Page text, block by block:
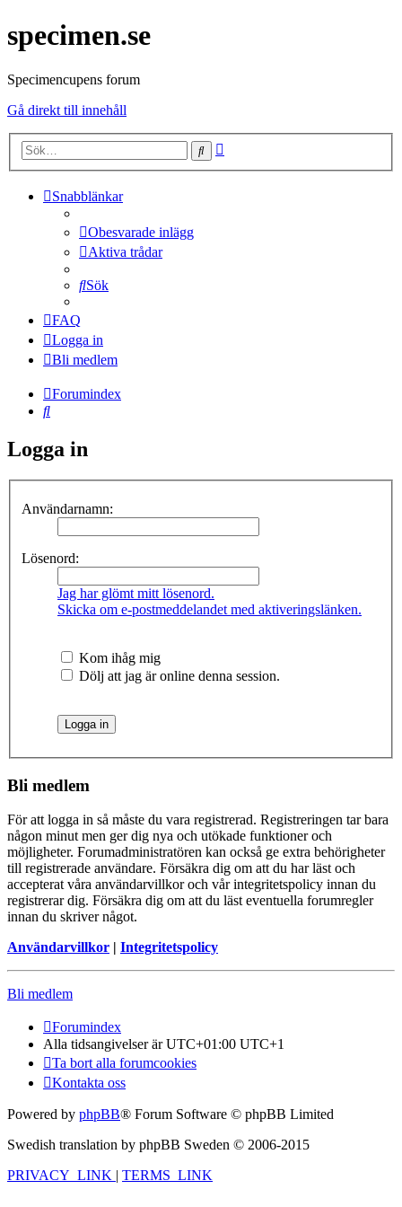
specimen.se
Specimencupens forum
Gå direkt till innehåll
Sök
Snabblänkar
Obesvarade inlägg
Aktiva trådar
Sök
FAQ
Logga in
Bli medlem
Forumindex
Sök
Logga in
Användarnamn:
Lösenord:
Jag har glömt mitt lösenord.
Skicka om e-postmeddelandet med aktiveringslänken.
Kom ihåg mig
Dölj att jag är online denna session.
Bli medlem
För att logga in så måste du vara registrerad. Registreringen tar bara
någon minut men ger dig nya och utökade funktioner och
möjligheter. Forumadministratören kan också ge extra behörigheter
till registrerade användare. Försäkra dig om att du har läst och
accepterat våra användarvillkor och vår integritetspolicy innan du
registrerar dig. Försäkra dig om att du läst eventuella forumregler
innan du skriver något.
Användarvillkor | Integritetspolicy
Bli medlem
Forumindex
Alla tidsangivelser är UTC+01:00 UTC+1
Ta bort alla forumcookies
Kontakta oss
Powered by phpBB® Forum Software © phpBB Limited
Swedish translation by phpBB Sweden © 2006-2015
PRIVACY_LINK | TERMS_LINK